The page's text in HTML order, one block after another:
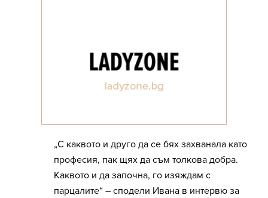
„С каквото и друго да се бях захванала като
професия, пак щях да съм толкова добра.
Каквото и да започна, го изяждам с
парцалите“ – сподели Ивана в интервю за